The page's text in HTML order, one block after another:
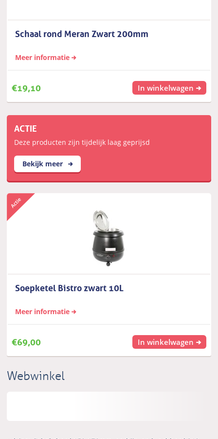
Schaal rond Meran Zwart 200mm
Meer informatie
€19,10 In winkelwagen
ACTIE
Deze producten zijn tijdelijk laag geprijsd
Bekijk meer
Soepketel Bistro zwart 10L
Meer informatie
€69,00 In winkelwagen
Webwinkel